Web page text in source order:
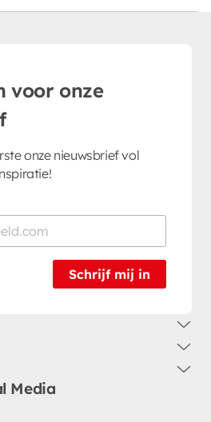
voor onze
onze nieuwsbrief vol
Schrijf mij in
Media